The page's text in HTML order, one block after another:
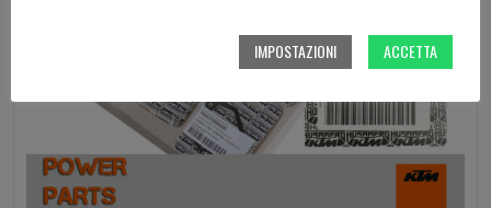
IMPOSTAZIONI ACCETTA